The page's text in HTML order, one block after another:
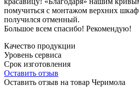
помучиться с монтажом верхних
получился отменный.
Большое всем спасибо! Рекомендую!
Качество продукции
Уровень сервиса
Срок изготовления
Оставить отзыв
Оставить отзыв на товар Черимола